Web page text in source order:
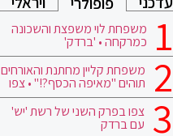
משפחת לוי משפצת והשכונה
כמרקחה • 'ברדק'
משפחת קליין מחתנת והאורחים
תוהים "מאיפה הכסף?!" • צפו
צפו בפרק השני של רשת 'יש'
עם ברדק